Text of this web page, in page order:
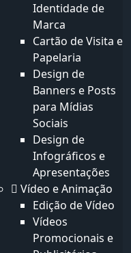
Identidade de
Marca
Cartão de Visita e
Papelaria
Design de
Banners e Posts
para Mídias
Sociais
Design de
Infográficos e
Apresentações
Vídeo e Animação
Edição de Vídeo
Vídeos
Promocionais e
1 - 3 de ( 3 ) registros
Unidos